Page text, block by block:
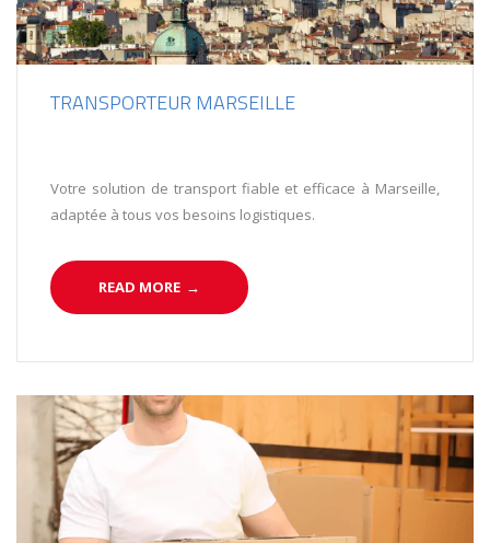
TRANSPORTEUR MARSEILLE
Votre solution de transport fiable et efficace à Marseille,
adaptée à tous vos besoins logistiques.
READ MORE →